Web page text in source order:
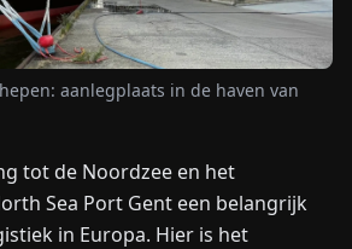
aanlegplaats in de haven van
tot de Noordzee en het
Sea Port Gent een belangrijk
in Europa. Hier is het